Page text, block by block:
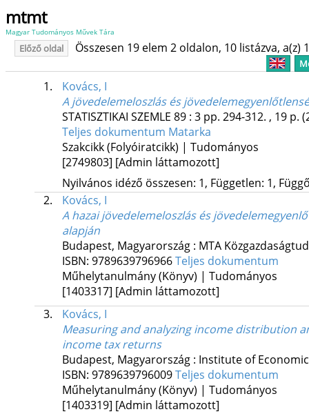
mtmt
Magyar Tudományos Művek Tára
Előző oldal Összesen 19 elem 2 oldalon, 10 listázva, a(z)
1.
Kovács, I
A jövedelemeloszlás és
STATISZTIKAI SZEMLE 89: 3 pp. 294-312. , 19 p.
Teljes dokumentum Matarka
Szakcikk (Folyóiratcikk) | Tudományos
[2749803] [Admin láttamozott]
Nyilvános idéző összesen: 1, Független: 1,
2.
Kovács, I
A hazai jövedelemeloszlás és
alapján
Budapest, Magyarország : MTA
ISBN: 9789639796966Teljes dokumentum
Műhelytanulmány (Könyv) | Tudományos
[1403317] [Admin láttamozott]
3.
Kovács, I
Measuring and analyzing income distribution
income tax returns
Budapest, Magyarország : Institute of
ISBN: 9789639796009Teljes dokumentum
Műhelytanulmány (Könyv) | Tudományos
[1403319] [Admin láttamozott]